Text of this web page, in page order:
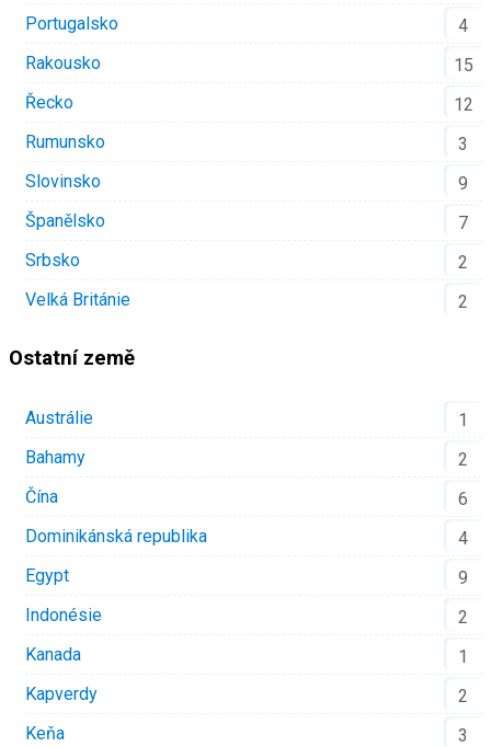
Portugalsko
4
Rakousko
15
Řecko
12
Rumunsko
3
Slovinsko
9
Španělsko
7
Srbsko
2
Velká Británie
2
Ostatní země
Austrálie
1
Bahamy
2
Čína
6
Dominikánská republika
4
Egypt
9
Indonésie
2
Kanada
1
Kapverdy
2
Keňa
3